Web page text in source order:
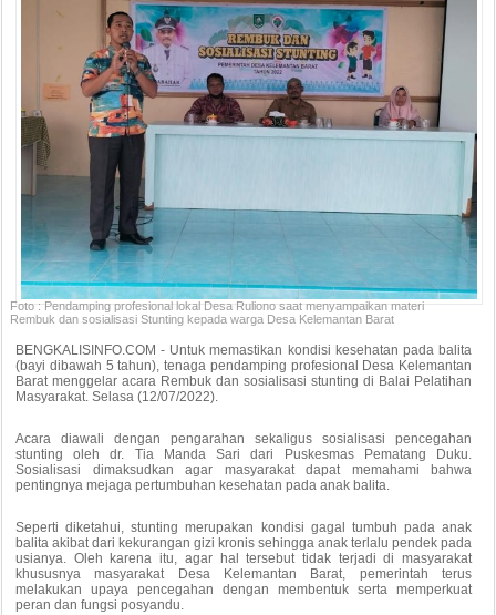
Foto : Pendamping profesional lokal Desa Ruliono saat menyampaikan materi
Rembuk dan sosialisasi Stunting kepada warga Desa Kelemantan Barat
BENGKALISINFO.COM - Untuk memastikan kondisi kesehatan pada balita
(bayi dibawah 5 tahun), tenaga pendamping profesional Desa Kelemantan
Barat menggelar acara Rembuk dan sosialisasi stunting di Balai Pelatihan
Masyarakat. Selasa (12/07/2022).
Acara diawali dengan pengarahan sekaligus sosialisasi pencegahan
stunting oleh dr. Tia Manda Sari dari Puskesmas Pematang Duku.
Sosialisasi dimaksudkan agar masyarakat dapat memahami bahwa
pentingnya mejaga pertumbuhan kesehatan pada anak balita.
Seperti diketahui, stunting merupakan kondisi gagal tumbuh pada anak
balita akibat dari kekurangan gizi kronis sehingga anak terlalu pendek pada
usianya. Oleh karena itu, agar hal tersebut tidak terjadi di masyarakat
khususnya masyarakat Desa Kelemantan Barat, pemerintah terus
melakukan upaya pencegahan dengan membentuk serta memperkuat
peran dan fungsi posyandu.